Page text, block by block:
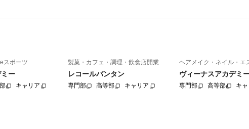
スポーツ
ー
キャリア
製菓・カフェ・調理・飲食店開業
レコールバンタン
専門部 高等部 キャリア
ヘアメイク・ネイル・エ
ヴィーナスアカデミ
専門部 高等部 キ